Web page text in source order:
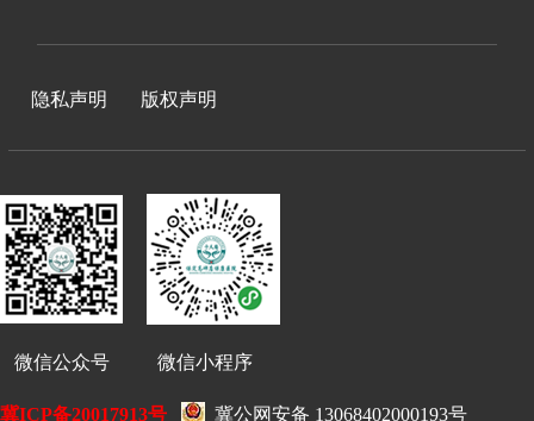
隐私声明 版权声明
微信公众号 微信小程序
冀ICP备20017913号 冀公网安备 13068402000193号